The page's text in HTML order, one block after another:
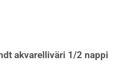
akvarelliväri 1/2 nappi